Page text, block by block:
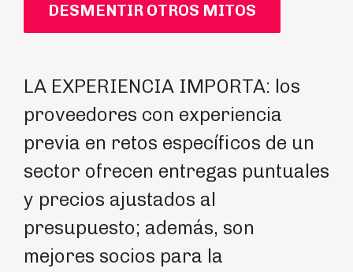
DESMENTIR OTROS MITOS
LA EXPERIENCIA IMPORTA: los
proveedores con experiencia
previa en retos específicos de un
sector ofrecen entregas puntuales
y precios ajustados al
presupuesto; además, son
mejores socios para la